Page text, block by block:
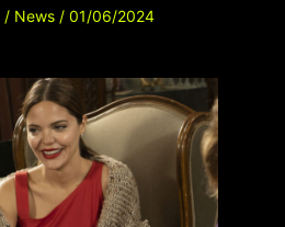
/ News/ 01/06/2024